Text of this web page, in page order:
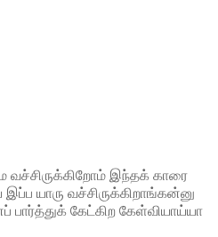
இந்தக் காரை
யாரு வச்சிருக்கிறாங்கன்னு
பார்த்துக் கேட்கிற கேள்வியாய்யா